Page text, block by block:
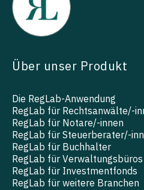
Über unser Produkt
Die RegLab-Anwendung
RegLab für Rechtsanwälte/-
RegLab für Notare/-innen
RegLab für Steuerberater/-
RegLab für Buchhalter
RegLab für Verwaltungsbüros
RegLab für Investmentfonds
RegLab für weitere Branchen